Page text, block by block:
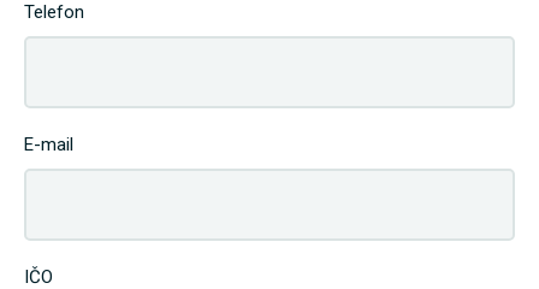
Telefon
E-mail
IČO